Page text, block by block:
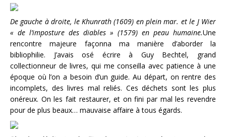
De gauche à droite, le Khunrath (1609) en plein mar. et le J Wier
« de l’imposture des diables » (1579) en peau humaine.Une
rencontre majeure façonna ma manière d’aborder la
bibliophilie. J’avais osé écrire à Guy Bechtel, grand
collectionneur de livres, qui me conseilla avec patience à une
époque où l’on a besoin d’un guide. Au départ, on rentre des
incomplets, des livres mal reliés. Ces déchets sont les plus
onéreux. On les fait restaurer, et on fini par mal les revendre
pour de plus beaux… mauvaise affaire à tous égards.